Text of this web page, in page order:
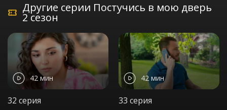
Другие серии Постучись в мою дверь
2 сезон
42 мин
32 серия
42 мин
33 серия